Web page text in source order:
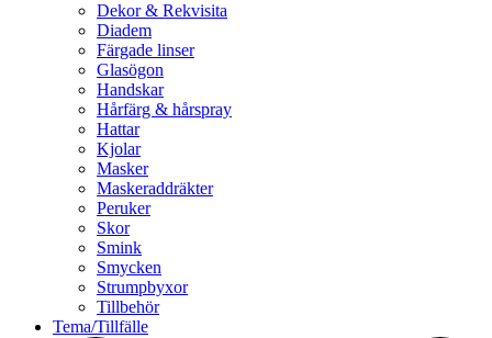
Dekor & Rekvisita
Diadem
Färgade linser
Glasögon
Handskar
Hårfärg & hårspray
Hattar
Kjolar
Masker
Maskeraddräkter
Peruker
Skor
Smink
Smycken
Strumpbyxor
Tillbehör
Tema/Tillfälle